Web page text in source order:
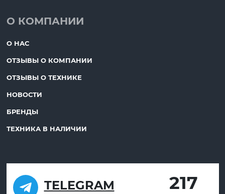
О КОМПАНИИ
О НАС
ОТЗЫВЫ О КОМПАНИИ
ОТЗЫВЫ О ТЕХНИКЕ
НОВОСТИ
БРЕНДЫ
ТЕХНИКА В НАЛИЧИИ
TELEGRAM 217